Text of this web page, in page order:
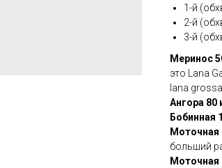
1-й
2-й
3-й
Меринос
это Lana
lana
Ангора 80
Бобинная
Моточная
больший
Моточная